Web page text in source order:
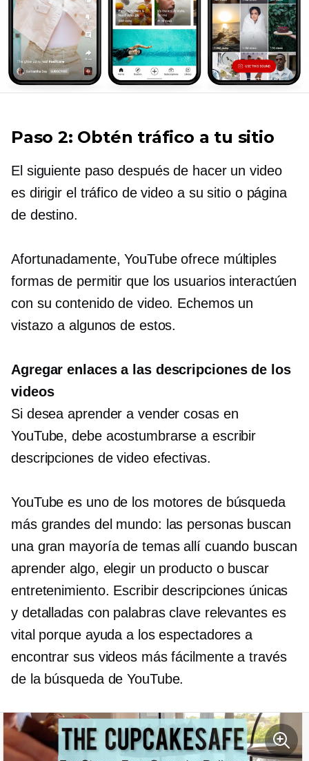
Paso 2: Obtén tráfico a tu sitio
El siguiente paso después de hacer un video
es dirigir el tráfico de video a su sitio o página
de destino.
Afortunadamente, YouTube ofrece múltiples
formas de permitir que los usuarios interactúen
con su contenido de video. Echemos un
vistazo a algunos de estos.
Agregar enlaces a las descripciones de los
videos
Si desea aprender a vender cosas en
YouTube, debe acostumbrarse a escribir
descripciones de video efectivas.
YouTube es uno de los motores de búsqueda
más grandes del mundo: las personas buscan
una gran mayoría de temas allí cuando buscan
aprender algo, elegir un producto o buscar
entretenimiento. Escribir descripciones únicas
y detalladas con palabras clave relevantes es
vital porque ayuda a los espectadores a
encontrar sus videos más fácilmente a través
de la búsqueda de YouTube.